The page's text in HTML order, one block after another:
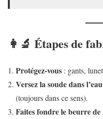
👩‍🔬 Étapes de
Protégez-vous : gants,
Versez la soude dans l’eau
(toujours dans ce sens).
Faites fondre le beurre